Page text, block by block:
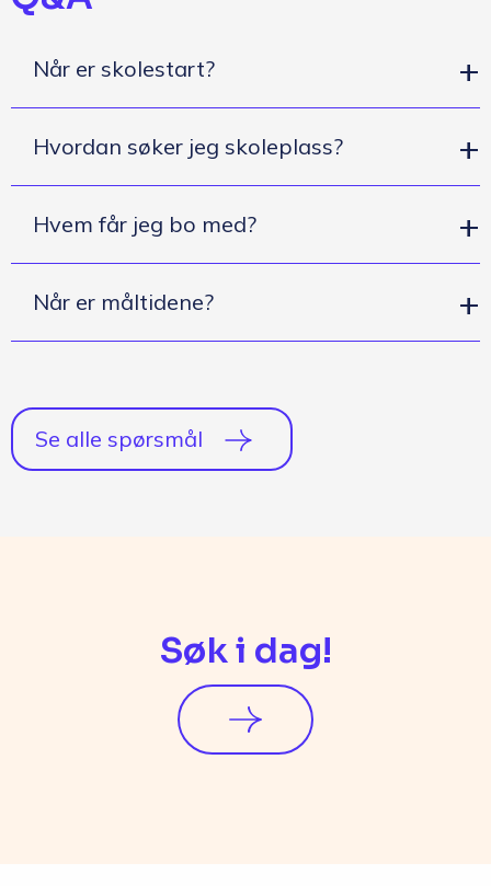
Når er skolestart?
Hvordan søker jeg skoleplass?
Hvem får jeg bo med?
Når er måltidene?
Se alle spørsmål
Søk i dag!